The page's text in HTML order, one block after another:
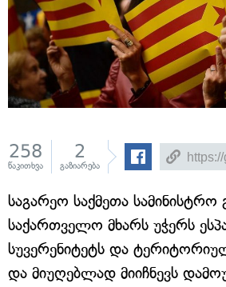
258
წაკითხვა
2
გაზიარება
საგარეო საქმეთა სამინისტრო
საქართველო მხარს უჭერს
სუვერენიტეტს და
და მიუღებლად მიიჩნევს